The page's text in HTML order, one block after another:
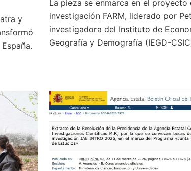
y
La pieza se enmarca en el proyecto
investigación FARM, liderado por
investigadora del Instituto de
Geografía y Demografía (IEGD-